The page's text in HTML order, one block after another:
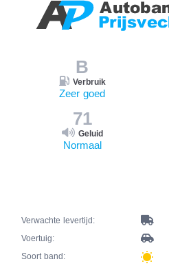
B
Verbruik
Zeer goed
71
Geluid
Normaal
Verwachte levertijd:
Voertuig:
Soort band: